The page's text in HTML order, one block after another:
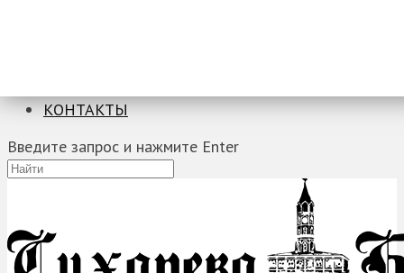
КОНТАКТЫ
Введите запрос и нажмите Enter